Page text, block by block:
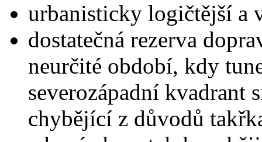
urbanisticky logičtější a
dostatečná rezerva
neurčité období, kdy
severozápadní kvadrant
chybějící z důvodů